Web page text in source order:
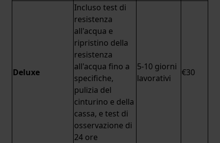
Deluxe
Incluso test di
resistenza
all'acqua e
ripristino della
resistenza
all'acqua fino a
specifiche,
pulizia del
cinturino e della
cassa, e test di
osservazione di
24 ore
5-10 giorni
lavorativi
€30